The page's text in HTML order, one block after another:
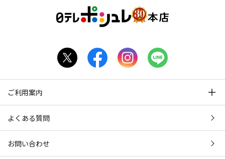
ご利用案内
よくある質問
お問い合わせ